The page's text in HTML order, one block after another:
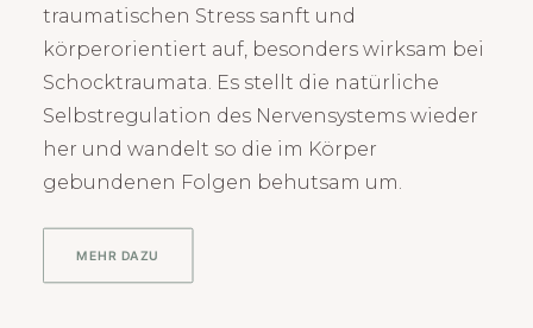
traumatischen Stress sanft und
körperorientiert auf, besonders wirksam bei
Schocktraumata. Es stellt die natürliche
Selbstregulation des Nervensystems wieder
her und wandelt so die im Körper
gebundenen Folgen behutsam um.
MEHR DAZU